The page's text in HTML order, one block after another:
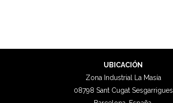
UBICACIÓN
Zona Industrial La Masía
08798 Sant Cugat Sesgarrigues